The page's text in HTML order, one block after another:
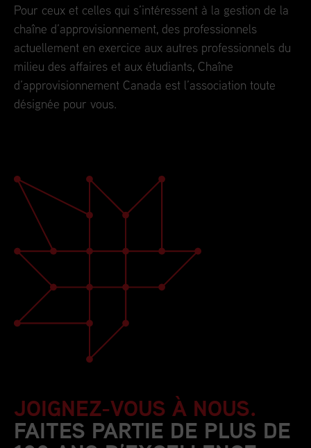
Pour ceux et celles qui s’intéressent à la gestion de la
chaîne d’approvisionnement, des professionnels
actuellement en exercice aux autres professionnels du
milieu des affaires et aux étudiants, Chaîne
d’approvisionnement Canada est l’association toute
désignée pour vous.
JOIGNEZ-VOUS À NOUS.
FAITES PARTIE DE PLUS DE